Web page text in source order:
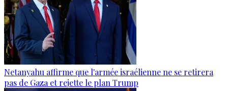
Netanyahu affirme que l'armée israélienne ne se retirera
pas de Gaza et rejette le plan Trump